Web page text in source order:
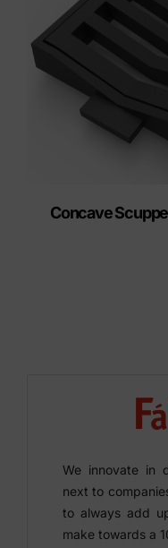
Concave
We innovate in
next to
to always add
make towards a